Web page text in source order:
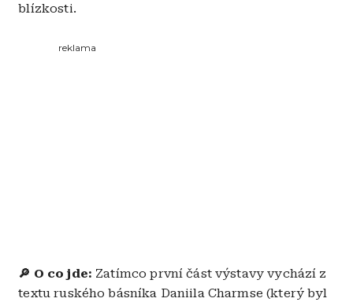
blízkosti.
reklama
🔎 O co jde: Zatímco první část výstavy vychází z
textu ruského básníka Daniila Charmse (který byl